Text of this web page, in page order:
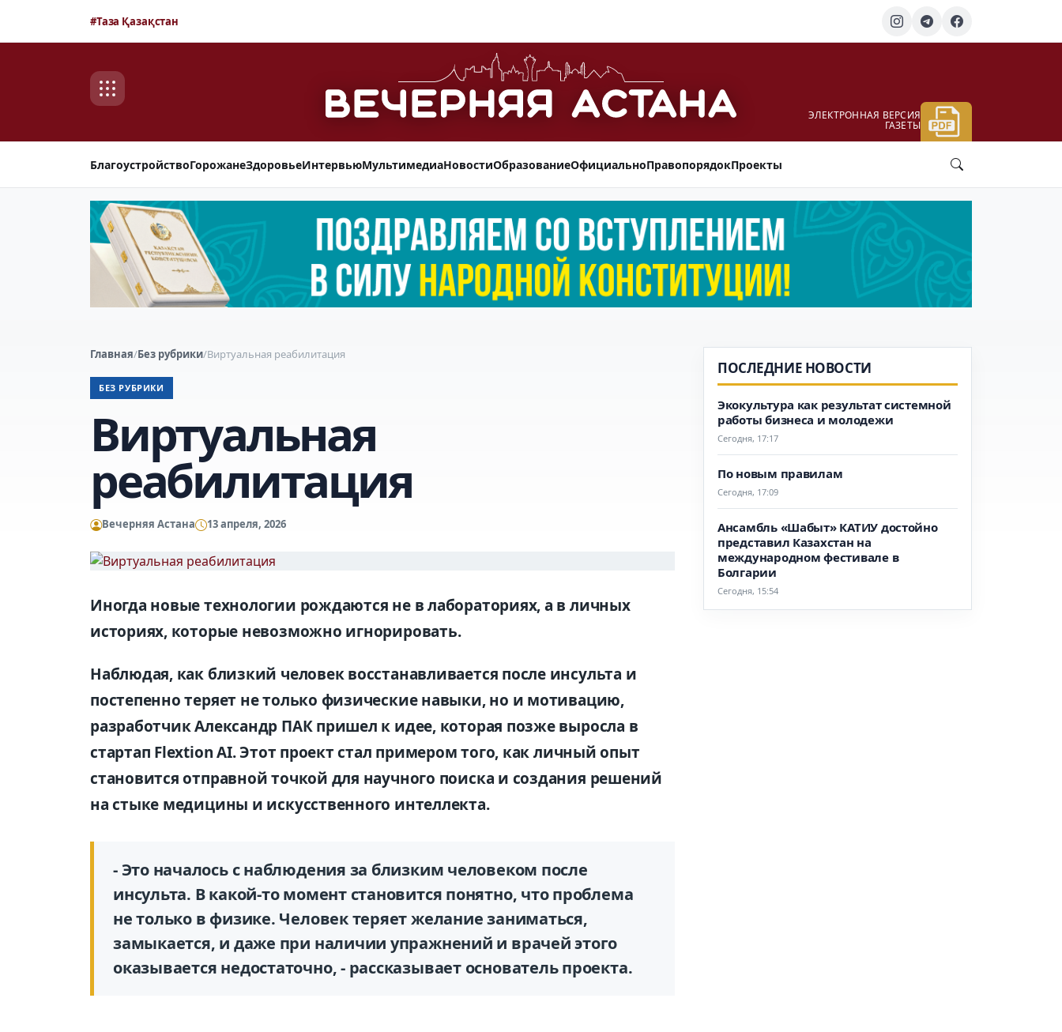
#Таза Қазақстан
ЭЛЕКТРОННАЯ ВЕРСИЯ
ГАЗЕТЫ
БлагоустройствоГорожанеЗдоровьеИнтервьюМультимедиаНовостиОбразованиеОфициальноПравопорядокПроекты
Главная/Без рубрики/Виртуальная реабилитация
БЕЗ РУБРИКИ
Виртуальная
реабилитация
Вечерняя Астана 13 апреля, 2026
Иногда новые технологии рождаются не в лабораториях, а в личных
историях, которые невозможно игнорировать.
Наблюдая, как близкий человек восстанавливается после инсульта и
постепенно теряет не только физические навыки, но и мотивацию,
разработчик Александр ПАК пришел к идее, которая позже выросла в
стартап Flextion AI. Этот проект стал примером того, как личный опыт
становится отправной точкой для научного поиска и создания решений
на стыке медицины и искусственного интеллекта.
- Это началось с наблюдения за близким человеком после
инсульта. В какой-то момент становится понятно, что проблема
не только в физике. Человек теряет желание заниматься,
замыкается, и даже при наличии упражнений и врачей этого
оказывается недостаточно, - рассказывает основатель проекта.
ПОСЛЕДНИЕ НОВОСТИ
Экокультура как результат системной
работы бизнеса и молодежи
Сегодня, 17:17
По новым правилам
Сегодня, 17:09
Ансамбль «Шабыт» КАТИУ достойно
представил Казахстан на
международном фестивале в
Болгарии
Сегодня, 15:54